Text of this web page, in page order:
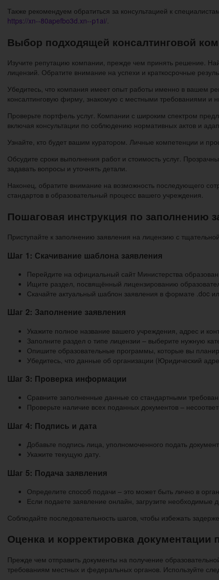
Также рекомендуем обратиться за консультацией к
https://xn--80apefbo3d.xn--p1ai/.
Выбор подходящей консалтинговой
Изучите репутацию компании, прежде чем принять решение.
лицензий. Обратите внимание на успехи и краткосрочные
Убедитесь, что компания имеет опыт работы именно в вашем
консалтинговую фирму, знакомую с местными требованиями и
Проверьте портфель услуг. Компании с широким спектром
включая консультации по соблюдению нормативных актов и
Узнайте, кто будет вашим куратором. Личные компетенции и
Обсудите сроки выполнения работ и стоимость услуг.
задавать вопросы и уточнять детали.
Наконец, обратите внимание на возможность последующего
стандартов в образовательный процесс вашего учреждения.
Пошаговая инструкция по заполнению
Приступайте к заполнению заявления на лицензию с
Шаг 1: Скачивание шаблона заявления
Перейдите на официальный сайт Министерства
Ищите раздел, посвящённый лицензированию
Скачайте актуальный шаблон заявления в формате .doc
Шаг 2: Заполнение заявления
Укажите полное название вашего учреждения, адрес и
Заполните раздел о типе лицензии – выберите нужную
Опишите образовательные программы, которые вы
Убедитесь, что данные об организации (Юридический
Шаг 3: Проверка информации
Сравните заполненные данные со стандартными
Проверьте наличие всех поданных документов –
Шаг 4: Подпись и дата
Добавьте подпись лица, уполномоченного подать
Укажите текущую дату.
Шаг 5: Подача заявления
Определите способ подачи – это может быть лично в
Если подаете заявление онлайн, загрузите необходимые
Соблюдайте последовательность шагов, чтобы избежать
Оценка и корректировка документации
Прежде чем отправить документы на получение
требованиям местных и федеральных органов. Используйте